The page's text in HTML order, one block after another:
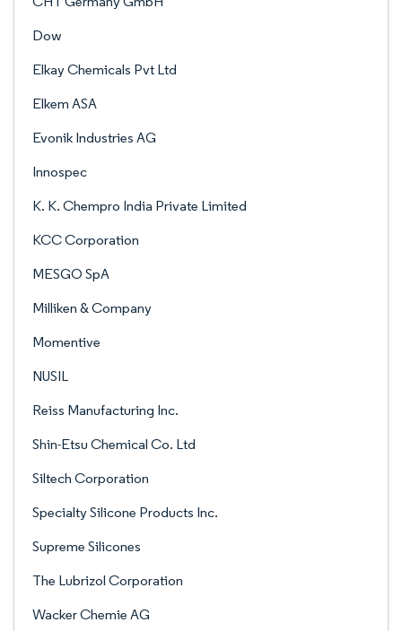
Dow
Elkay Chemicals Pvt Ltd
Elkem ASA
Evonik Industries AG
Innospec
K. K. Chempro India Private Limited
KCC Corporation
MESGO SpA
Milliken & Company
Momentive
NUSIL
Reiss Manufacturing Inc.
Shin-Etsu Chemical Co. Ltd
Siltech Corporation
Specialty Silicone Products Inc.
Supreme Silicones
The Lubrizol Corporation
Wacker Chemie AG